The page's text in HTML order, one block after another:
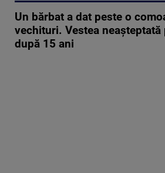
Un bărbat a dat peste o
vechituri. Vestea neașteptată
după 15 ani